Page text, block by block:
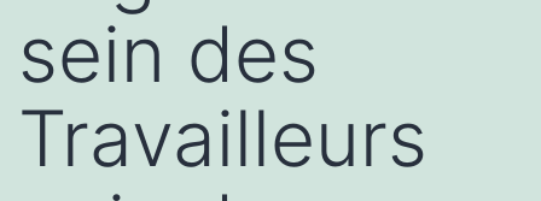
sein des
Travailleurs